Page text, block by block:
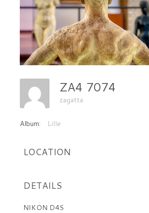
ZA4 7074
zagatta
Album: Lille
LOCATION
DETAILS
NIKON D4S